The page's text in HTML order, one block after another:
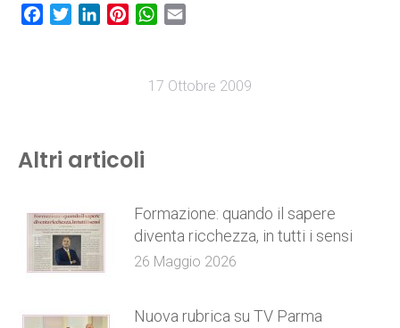
Facebook
TwitterLinkedInPinterestWhatsApp
17 Ottobre 2009
Altri articoli
Formazione: quando il sapere
diventa ricchezza, in tutti i sensi
26 Maggio 2026
Nuova rubrica su TV Parma